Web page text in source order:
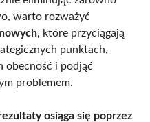
warto rozważyć
, które przyciągają
punktach,
obecność i podjąć
problemem.
osiąga się poprzez